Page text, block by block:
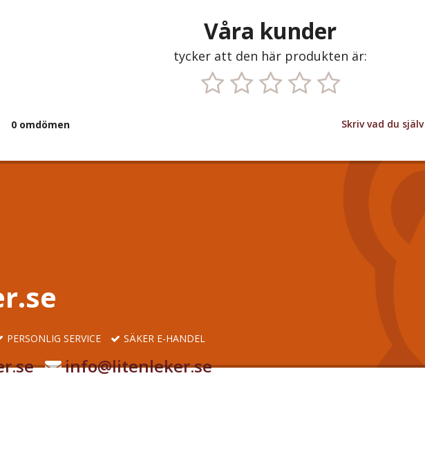
Våra kunder
tycker att den här produkten är:
0 omdömen Skriv vad du
PERSONLIG SERVICE SÄKER E-HANDEL
info@litenleker.se